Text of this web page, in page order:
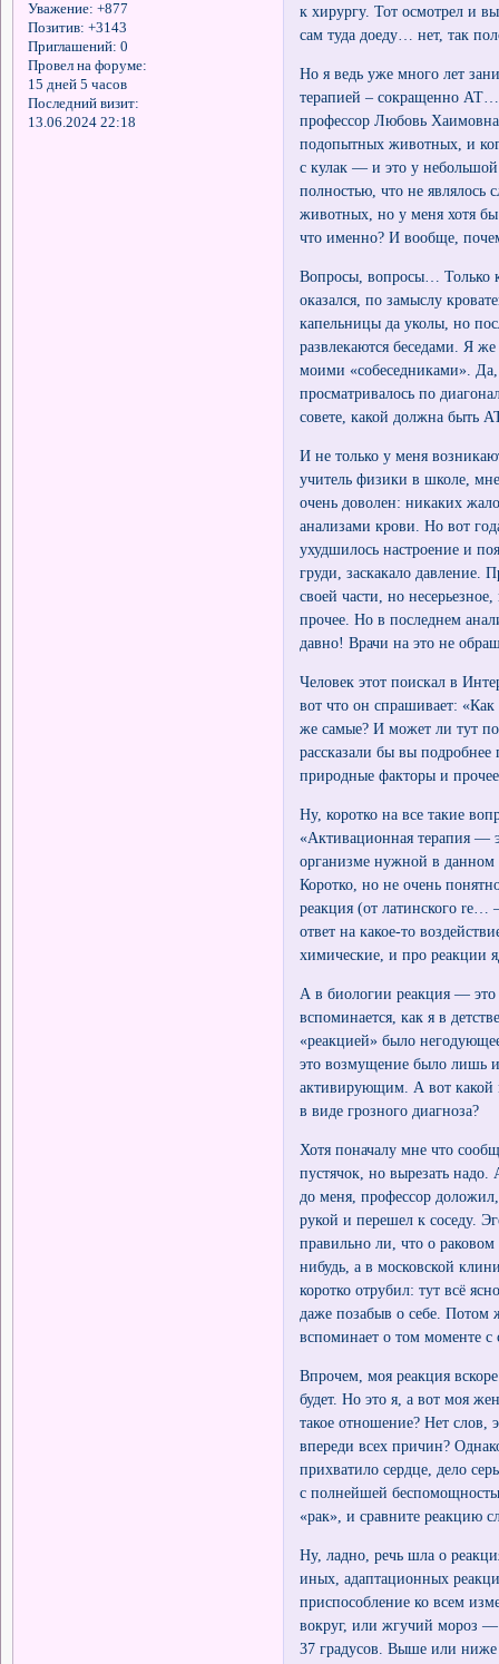
Уважение: +877
Позитив: +3143
Приглашений: 0
Провел на форуме:
15 дней 5 часов
Последний визит:
13.06.2024 22:18
к хирургу. Тот осмотрел и
сам туда доеду… нет, так
Но я ведь уже много лет
терапией – сокращенно
профессор Любовь
подопытных животных, и
с кулак — и это у
полностью, что не являлось
животных, но у меня хотя
что именно? И вообще,
Вопросы, вопросы… Только
оказался, по замыслу
капельницы да уколы, но
развлекаются беседами. Я
моими «собеседниками».
просматривалось по
совете, какой должна быть
И не только у меня
учитель физики в школе,
очень доволен: никаких
анализами крови. Но вот
ухудшилось настроение и
груди, заскакало давление.
своей части, но
прочее. Но в последнем
давно! Врачи на это не
Человек этот поискал в
вот что он спрашивает: «Как
же самые? И может ли тут
рассказали бы вы
природные факторы и
Ну, коротко на все такие
«Активационная терапия —
организме нужной в данном
Коротко, но не очень
реакция (от латинского
ответ на какое-то
химические, и про реакции
А в биологии реакция — это
вспоминается, как я в
«реакцией» было
это возмущение было лишь
активирующим. А вот какой
в виде грозного диагноза?
Хотя поначалу мне что
пустячок, но вырезать надо.
до меня, профессор
рукой и перешел к соседу.
правильно ли, что о
нибудь, а в московской
коротко отрубил: тут всё
даже позабыв о себе. Потом
вспоминает о том моменте с
Впрочем, моя реакция
будет. Но это я, а вот моя
такое отношение? Нет слов,
впереди всех причин?
прихватило сердце, дело
с полнейшей
«рак», и сравните реакцию
Ну, ладно, речь шла о
иных, адаптационных
приспособление ко всем
вокруг, или жгучий мороз —
37 градусов. Выше или